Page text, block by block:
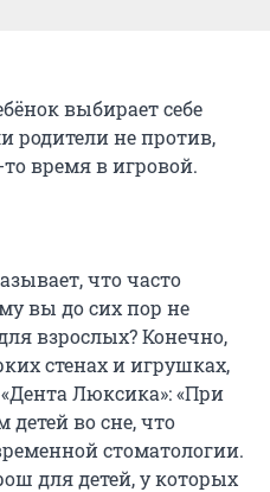
выбирает себе
родители не против,
время в игровой.
что часто
вы до сих пор не
взрослых? Конечно,
стенах и игрушках,
Люксика»: «При
во сне, что
стоматологии.
для детей, у которых